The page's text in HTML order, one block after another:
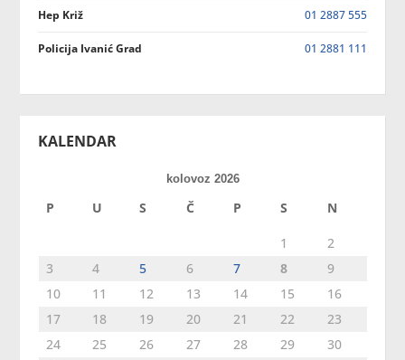
Hep Križ 01 2887 555
Policija Ivanić Grad 01 2881 111
KALENDAR
kolovoz 2026
P U S Č P S N
1
2
3
4 5 6 7 8
9
10
11 12 13 14 15
16
17
18 19 20 21 22
23
24
25 26 27 28 29
30